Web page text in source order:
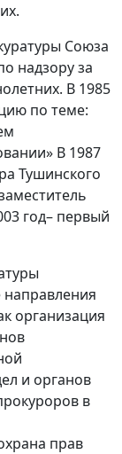
Союза
надзору за
В 1985
по теме:
В 1987
Тушинского
год– первый
организация
и органов
в
прав